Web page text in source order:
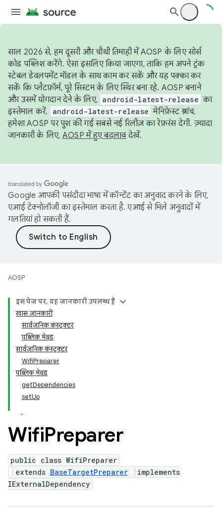
साल 2026 से, हम दूसरी और चौथी तिमाही में AOSP के लिए सोर्स
कोड पब्लिश करेंगे. ऐसा इसलिए किया जाएगा, ताकि हम अपने ट्रंक
स्टेबल डेवलपमेंट मॉडल के साथ काम कर सकें और यह पक्का कर
सकें कि प्लैटफ़ॉर्म, पूरे सिस्टम के लिए स्थिर बना रहे. AOSP बनाने
और उसमें योगदान देने के लिए, android-latest-release का
इस्तेमाल करें.
android-latest-release मेनिफ़ेस्ट ब्रांच,
हमेशा AOSP पर पुश की गई सबसे नई रिलीज़ का रेफ़रंस देगी. ज़्यादा
जानकारी के लिए, AOSP में हुए बदलावदेखें.
Google आपकी पसंदीदा भाषा में कॉन्टेंट का अनुवाद करने के लिए,
एआई टेक्नोलॉजी का इस्तेमाल करता है. एआई से मिले अनुवादों में
गलतियां हो सकती हैं.
AOSP
इस पेज पर, यह जानकारी उपलब्ध है
खास जानकारी
सार्वजनिक कंस्ट्रक्टर
पब्लिक मेथड
सार्वजनिक कंस्ट्रक्टर
WifiPreparer
पब्लिक मेथड
getDependencies
setUp
WifiPreparer
public class WifiPreparer
extends BaseTargetPreparer
implements
IExternalDependency